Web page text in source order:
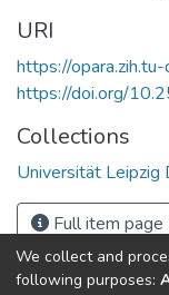
URI
https://
https://doi.org/
Collections
Universität Leipzig
Full item page
We collect and
following purposes: